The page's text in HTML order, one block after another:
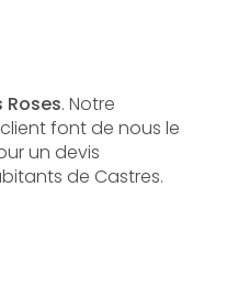
Roses. Notre
font de nous le
un devis
de Castres.